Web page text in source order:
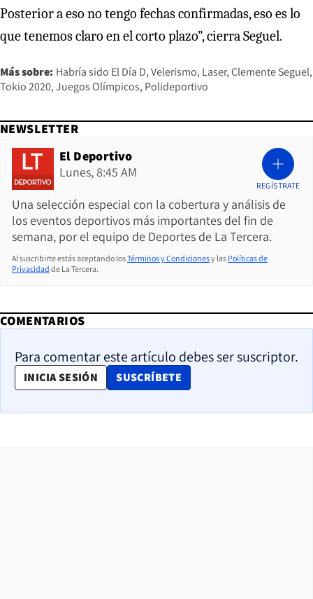
Posterior a eso no tengo fechas confirmadas, eso es lo
que tenemos claro en el corto plazo”, cierra Seguel.
Más sobre: Habría sido El Día D Velerismo Laser Clemente Seguel
Tokio 2020 Juegos Olímpicos Polideportivo
NEWSLETTER
El Deportivo
Lunes, 8:45 AM
Una selección especial con la cobertura y análisis de
los eventos deportivos más importantes del fin de
semana, por el equipo de Deportes de La Tercera.
REGÍSTRATE
Al suscribirte estás aceptando losTérminos y Condicionesy las Políticas de
Privacidad de La Tercera.
COMENTARIOS
Para comentar este artículo debes ser suscriptor.
INICIA SESIÓN SUSCRÍBETE
OPENS IN NEW WINDOW